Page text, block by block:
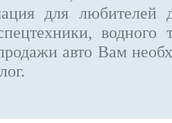
для любителей
водного
авто Вам